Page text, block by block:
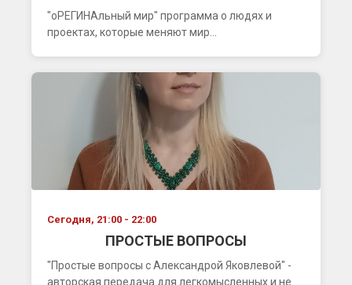
"оРЕГИНАльный мир" программа о людях и
проектах, которые меняют мир...
Сегодня, 21:00 - 22:00
ПРОСТЫЕ ВОПРОСЫ
"Простые вопросы с Александрой Яковлевой" -
авторская передача для легкомысленных и не